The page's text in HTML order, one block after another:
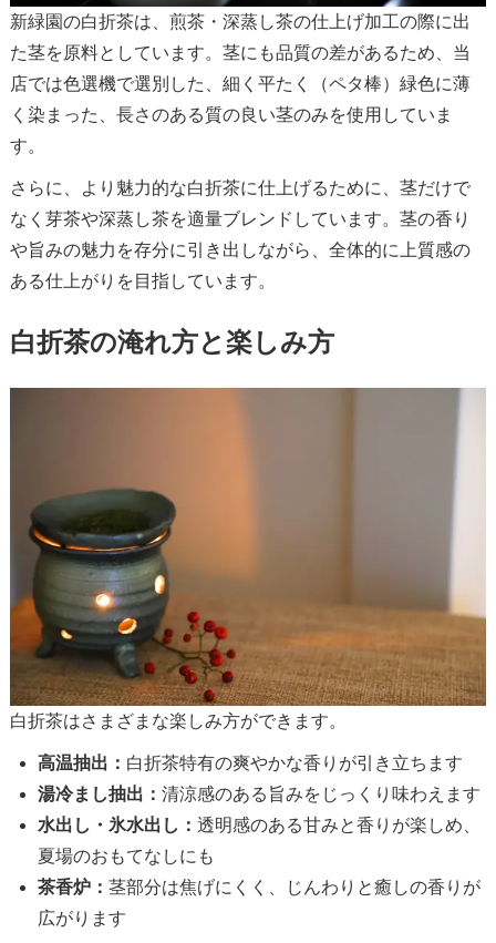
新緑園の白折茶は、煎茶・深蒸し茶の仕上げ加工の際に出
た茎を原料としています。茎にも品質の差があるため、当
店では色選機で選別した、細く平たく（ペタ棒）緑色に薄
く染まった、長さのある質の良い茎のみを使用していま
す。
さらに、より魅力的な白折茶に仕上げるために、茎だけで
なく芽茶や深蒸し茶を適量ブレンドしています。茎の香り
や旨みの魅力を存分に引き出しながら、全体的に上質感の
ある仕上がりを目指しています。
白折茶の淹れ方と楽しみ方
白折茶はさまざまな楽しみ方ができます。
高温抽出： 白折茶特有の爽やかな香りが引き立ちます
湯冷まし抽出： 清涼感のある旨みをじっくり味わえます
水出し・氷水出し： 透明感のある甘みと香りが楽しめ、
夏場のおもてなしにも
茶香炉： 茎部分は焦げにくく、じんわりと癒しの香りが
広がります